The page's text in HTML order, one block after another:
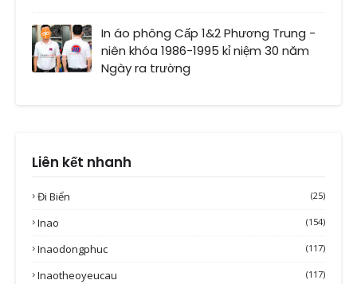
In áo phông Cấp 1&2 Phương Trung -
niên khóa 1986-1995 kỉ niệm 30 năm
Ngày ra trường
Liên kết nhanh
Đi Biển (25)
Inao (154)
Inaodongphuc (117)
Inaotheoyeucau (117)